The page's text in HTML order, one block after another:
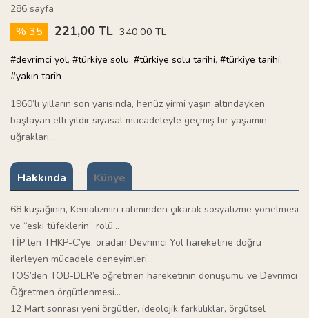
286 sayfa
% 35 221,00 TL 340,00 TL
#devrimci yol, #türkiye solu, #türkiye solu tarihi, #türkiye tarihi,
#yakın tarih
1960’lı yılların son yarısında, henüz yirmi yaşın altındayken
başlayan elli yıldır siyasal mücadeleyle geçmiş bir yaşamın
uğrakları…
Hakkında Künye
68 kuşağının, Kemalizmin rahminden çıkarak sosyalizme yönelmesi
ve “eski tüfeklerin” rolü…
TİP’ten THKP-C’ye, oradan Devrimci Yol hareketine doğru
ilerleyen mücadele deneyimleri…
TÖS’den TÖB-DER’e öğretmen hareketinin dönüşümü ve Devrimci
Öğretmen örgütlenmesi…
12 Mart sonrası yeni örgütler, ideolojik farklılıklar, örgütsel